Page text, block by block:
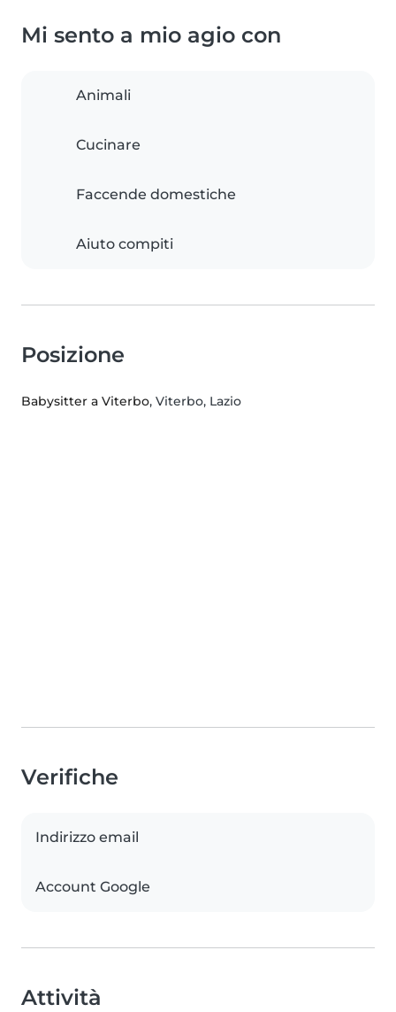
Mi sento a mio agio con
Animali
Cucinare
Faccende domestiche
Aiuto compiti
Posizione
Babysitter a Viterbo, Viterbo, Lazio
Verifiche
Indirizzo email
Account Google
Attività